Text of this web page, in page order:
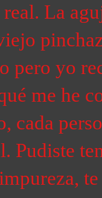
real. La
pero yo
me he
cada
Pudiste